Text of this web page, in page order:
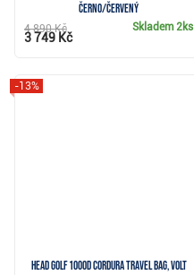
černo/červený
Skladem2ks
4 890 Kč
3 749 Kč
HEAD Golf 1000D Cordura travel bag, volt
-13%